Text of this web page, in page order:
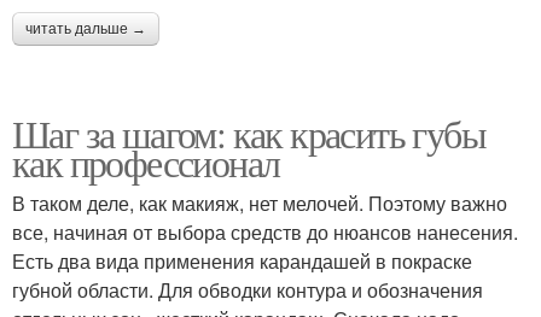
читать дальше →
Шаг за шагом: как красить губы
как профессионал
В таком деле, как макияж, нет мелочей. Поэтому важно
все, начиная от выбора средств до нюансов нанесения.
Есть два вида применения карандашей в покраске
губной области. Для обводки контура и обозначения